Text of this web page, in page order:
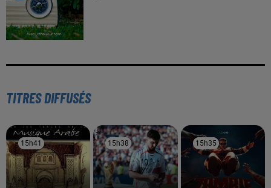
TITRES DIFFUSÉS
15h41
15h41 15h38
15h38 15h35
15h35